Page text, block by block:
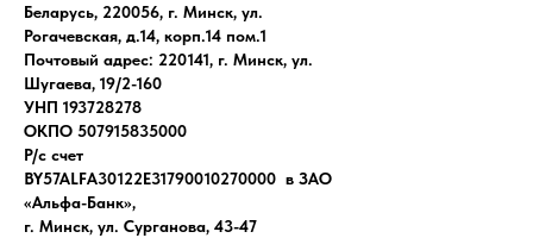
Беларусь, 220056, г. Минск, ул.
Рогачевская, д.14, корп.14 пом.1
Почтовый адрес: 220141, г. Минск, ул.
Шугаева, 19/2-160
УНП 193728278
ОКПО 507915835000
Р/с счет
BY57ALFA30122E31790010270000 в ЗАО
«Альфа-Банк»,
г. Минск, ул. Сурганова, 43-47